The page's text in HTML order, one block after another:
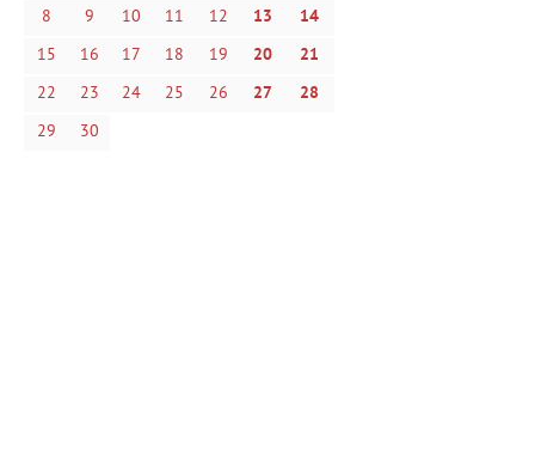
8
9 10 11 12 13
14
15
16 17 18 19 20
21
22
23 24 25 26 27
28
29
30